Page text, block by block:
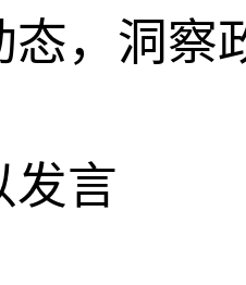
态，洞察
发言